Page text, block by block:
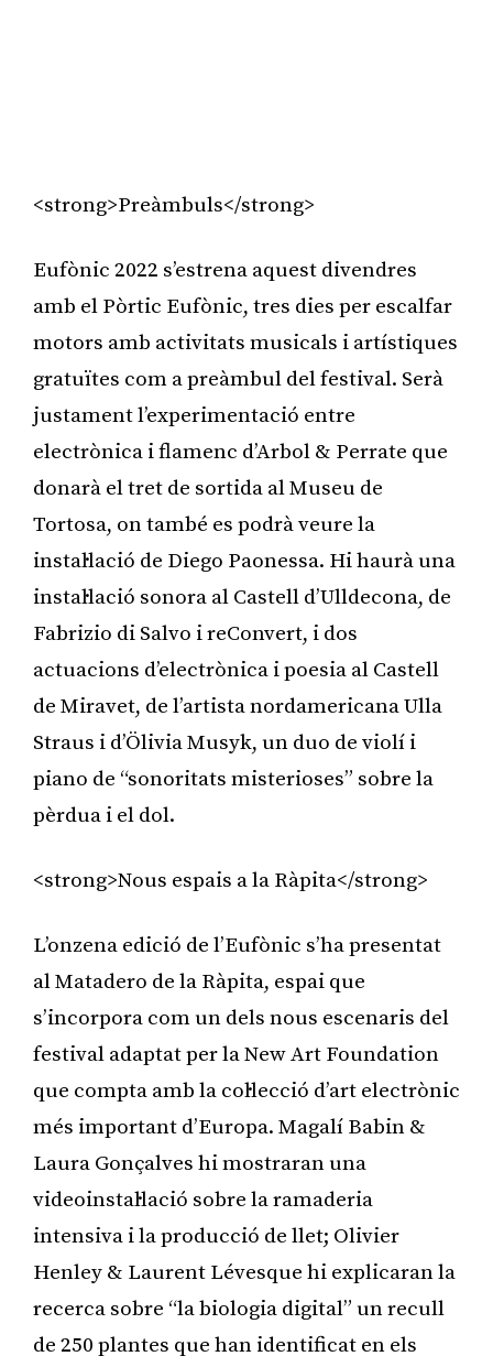
<strong>Preàmbuls</strong>
Eufònic 2022 s’estrena aquest divendres
amb el Pòrtic Eufònic, tres dies per escalfar
motors amb activitats musicals i artístiques
gratuïtes com a preàmbul del festival. Serà
justament l’experimentació entre
electrònica i flamenc d’Arbol & Perrate que
donarà el tret de sortida al Museu de
Tortosa, on també es podrà veure la
instal·lació de Diego Paonessa. Hi haurà una
instal·lació sonora al Castell d’Ulldecona, de
Fabrizio di Salvo i reConvert, i dos
actuacions d’electrònica i poesia al Castell
de Miravet, de l’artista nordamericana Ulla
Straus i d’Ölivia Musyk, un duo de violí i
piano de “sonoritats misterioses” sobre la
pèrdua i el dol.
<strong>Nous espais a la Ràpita</strong>
L’onzena edició de l’Eufònic s’ha presentat
al Matadero de la Ràpita, espai que
s’incorpora com un dels nous escenaris del
festival adaptat per la New Art Foundation
que compta amb la col·lecció d’art electrònic
més important d’Europa. Magalí Babin &
Laura Gonçalves hi mostraran una
videoinstal·lació sobre la ramaderia
intensiva i la producció de llet; Olivier
Henley & Laurent Lévesque hi explicaran la
recerca sobre “la biologia digital” un recull
de 250 plantes que han identificat en els